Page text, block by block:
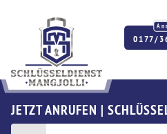
0177/
JETZT ANRUFEN |